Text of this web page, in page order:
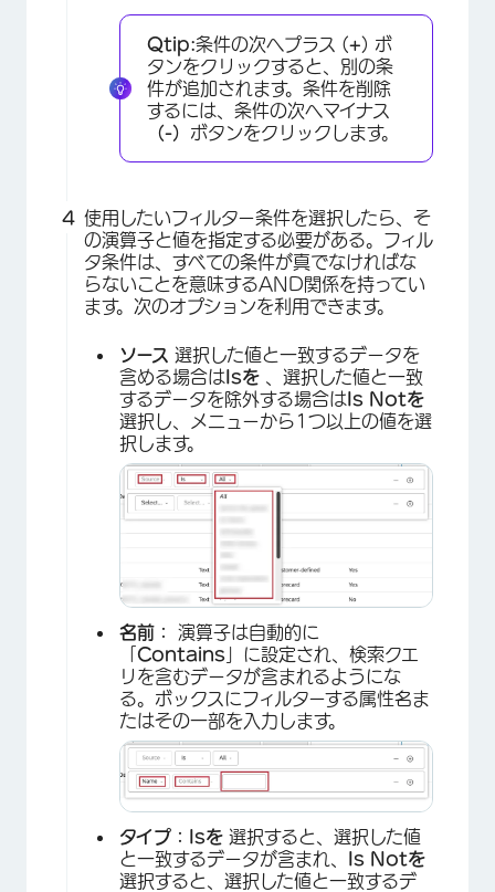
×
Qtip:条件の次へプラス (+) ボ
タンをクリックすると、別の条
件が追加されます。条件を削除
するには、条件の次へマイナス
（-） ボタンをクリックします。
使用したいフィルター条件を選択したら、そ
の演算子と値を指定する必要がある。フィル
タ条件は、すべての条件が真でなければな
らないことを意味するAND関係を持ってい
ます。次のオプションを利用できます。
ソース 選択した値と一致するデータを
含める場合は Isを
、選択した値と一致
するデータを除外する場合は Is Notを
選択し、メニューから1つ以上の値を選
択します。
名前： 演算子は自動的に
Contains 」に設定され、検索クエ
リを含むデータが含まれるようにな
る。ボックスにフィルターする属性名ま
たはその一部を入力します。
タイプ： Isを 選択すると、選択した値
と一致するデータが含まれ、
Is Notを
選択すると、選択した値と一致するデ